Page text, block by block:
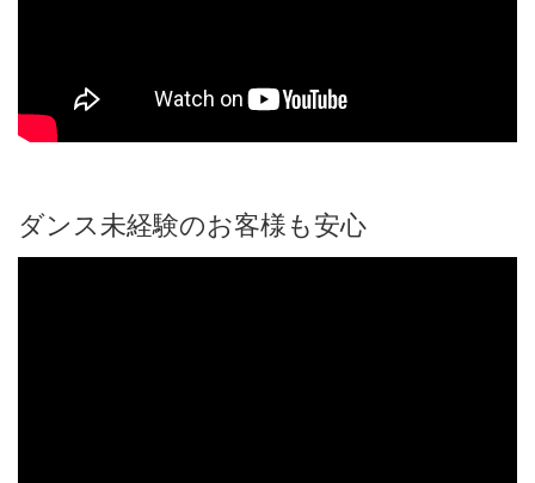
ダンス未経験のお客様も安心